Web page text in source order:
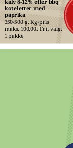
koteletter med
paprika
350-500 g. Kg-pris
maks. 100,00. Frit valg.
1 pakke